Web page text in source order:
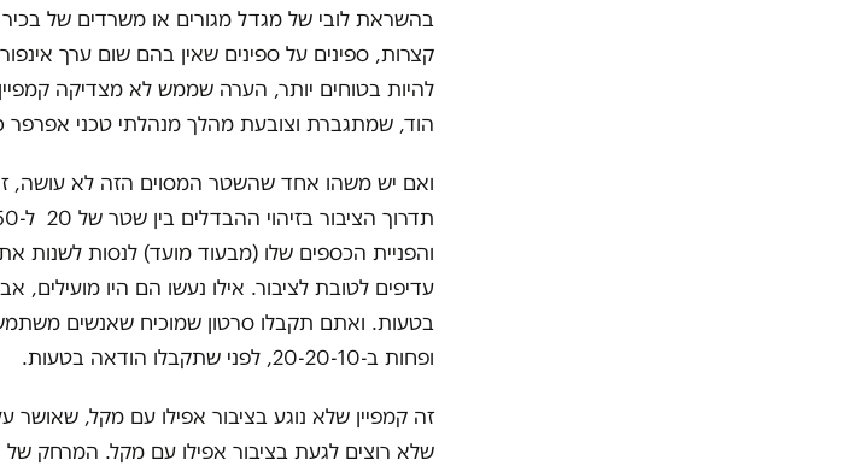
בהשראת לובי של מגדל מגורים או משרדים של
קצרות, ספינים על ספינים שאין בהם שום ערך
להיות בטוחים יותר, הערה שממש לא מצדיקה
הוד, שמתגברת וצובעת מהלך מנהלתי טכני אפרפר
ואם יש משהו אחד שהשטר המסוים הזה לא עושה,
והפניית הכספים שלו (מבעוד מועד) לנסות לשנות
עדיפים לטובת לציבור. אילו נעשו הם היו
ופחות ב-20-20-10, לפני שתקבלו הודאה בטעות.
זה קמפיין שלא נוגע בציבור אפילו עם מקל, שאושר
שלא רוצים לגעת בציבור אפילו עם מקל. המרחק